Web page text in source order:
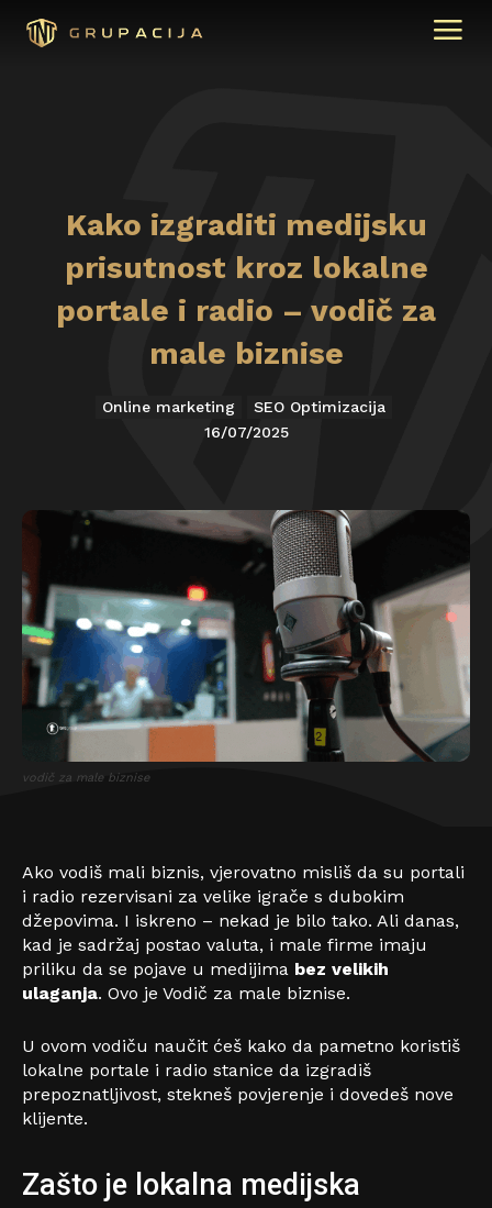
Kako izgraditi medijsku
prisutnost kroz lokalne
portale i radio – vodič za
male biznise
Online marketing
SEO Optimizacija
16/07/2025
vodič za male biznise
Ako vodiš mali biznis, vjerovatno misliš da su portali
i radio rezervisani za velike igrače s dubokim
džepovima. I iskreno – nekad je bilo tako. Ali danas,
kad je sadržaj postao valuta, i male firme imaju
priliku da se pojave u medijima bez velikih
ulaganja. Ovo je Vodič za male biznise.
U ovom vodiču naučit ćeš kako da pametno koristiš
lokalne portale i radio stanice da izgradiš
prepoznatljivost, stekneš povjerenje i dovedeš nove
klijente.
Zašto je lokalna medijska